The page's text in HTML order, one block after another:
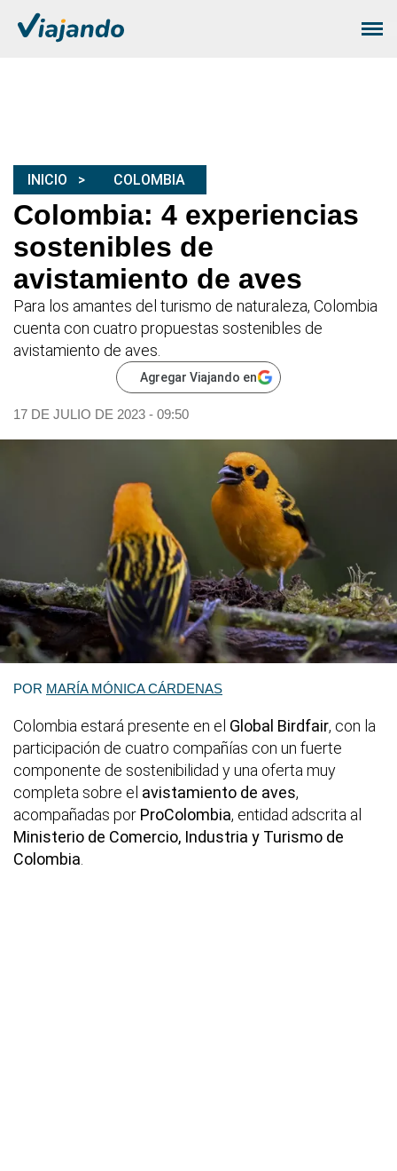
INICIO COLOMBIA
Colombia: 4 experiencias
sostenibles de
avistamiento de aves
Para los amantes del turismo de naturaleza, Colombia
cuenta con cuatro propuestas sostenibles de
avistamiento de aves.
Agregar Viajando en
17 DE JULIO DE 2023 - 09:50
POR MARÍA MÓNICA CÁRDENAS
Colombia estará presente en el Global Birdfair, con la
participación de cuatro compañías con un fuerte
componente de sostenibilidad y una oferta muy
completa sobre el avistamiento de aves,
acompañadas por ProColombia, entidad adscrita al
Ministerio de Comercio, Industria y Turismo de
Colombia.